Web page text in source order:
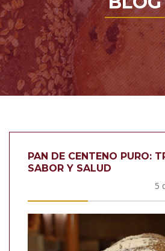
PAN DE CENTENO PURO:
SABOR Y SALUD
5